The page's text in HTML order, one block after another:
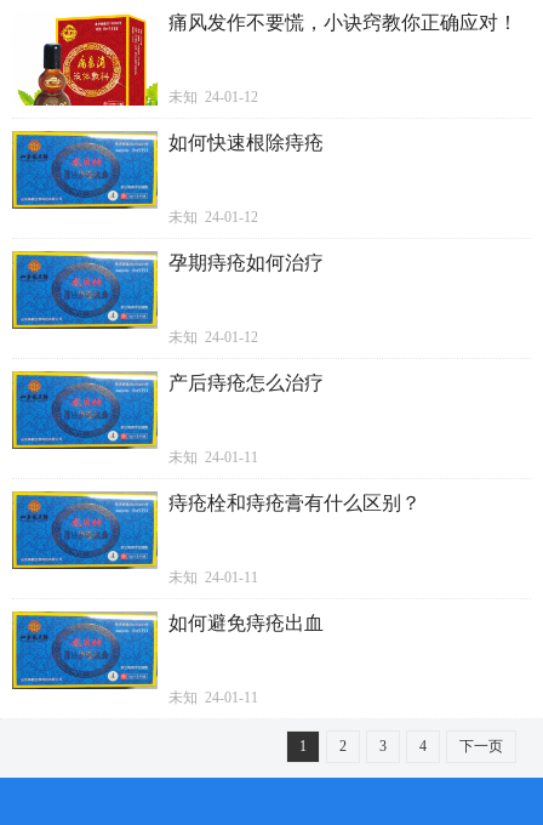
痛风发作不要慌，小诀窍教你正确应对！
未知 24-01-12
如何快速根除痔疮
未知 24-01-12
孕期痔疮如何治疗
未知 24-01-12
产后痔疮怎么治疗
未知 24-01-11
痔疮栓和痔疮膏有什么区别？
未知 24-01-11
如何避免痔疮出血
未知 24-01-11
1 2 3 4 下一页